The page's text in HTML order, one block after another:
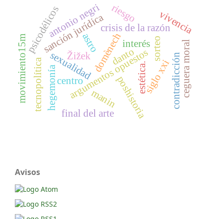
sexualidad
argumentos opuestos
domènech
crisis de la razón
Žižek
hegemonía estética.
sanción jurídica
siglo xxicontradicción
interés
poshistoria
manin
vivencia
ceguera moral
psicodélicos astro sorteo
riesgo
centro
antonio negri
movimiento15mtecnopolítica
final del arte
danto
Avisos